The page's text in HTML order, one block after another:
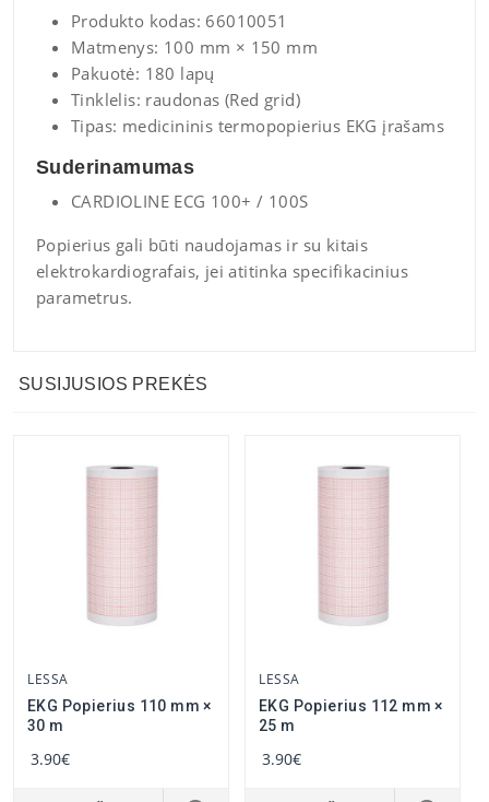
Produkto kodas: 66010051
Matmenys: 100 mm × 150 mm
Pakuotė: 180 lapų
Tinklelis: raudonas (Red grid)
Tipas: medicininis termopopierius EKG įrašams
Suderinamumas
CARDIOLINE ECG 100+ / 100S
Popierius gali būti naudojamas ir su kitais
elektrokardiografais, jei atitinka specifikacinius
parametrus.
SUSIJUSIOS PREKĖS
LESSA
EKG Popierius 110 mm ×
30 m
3.90€
LESSA
EKG Popierius 112 mm ×
25 m
3.90€